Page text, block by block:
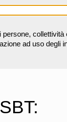
ad uso degli